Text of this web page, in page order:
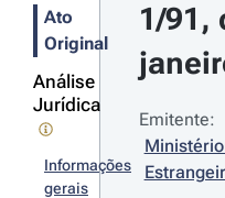
Ato
Original
Análise
Jurídica
Informações
gerais
1/91,
Emitente: